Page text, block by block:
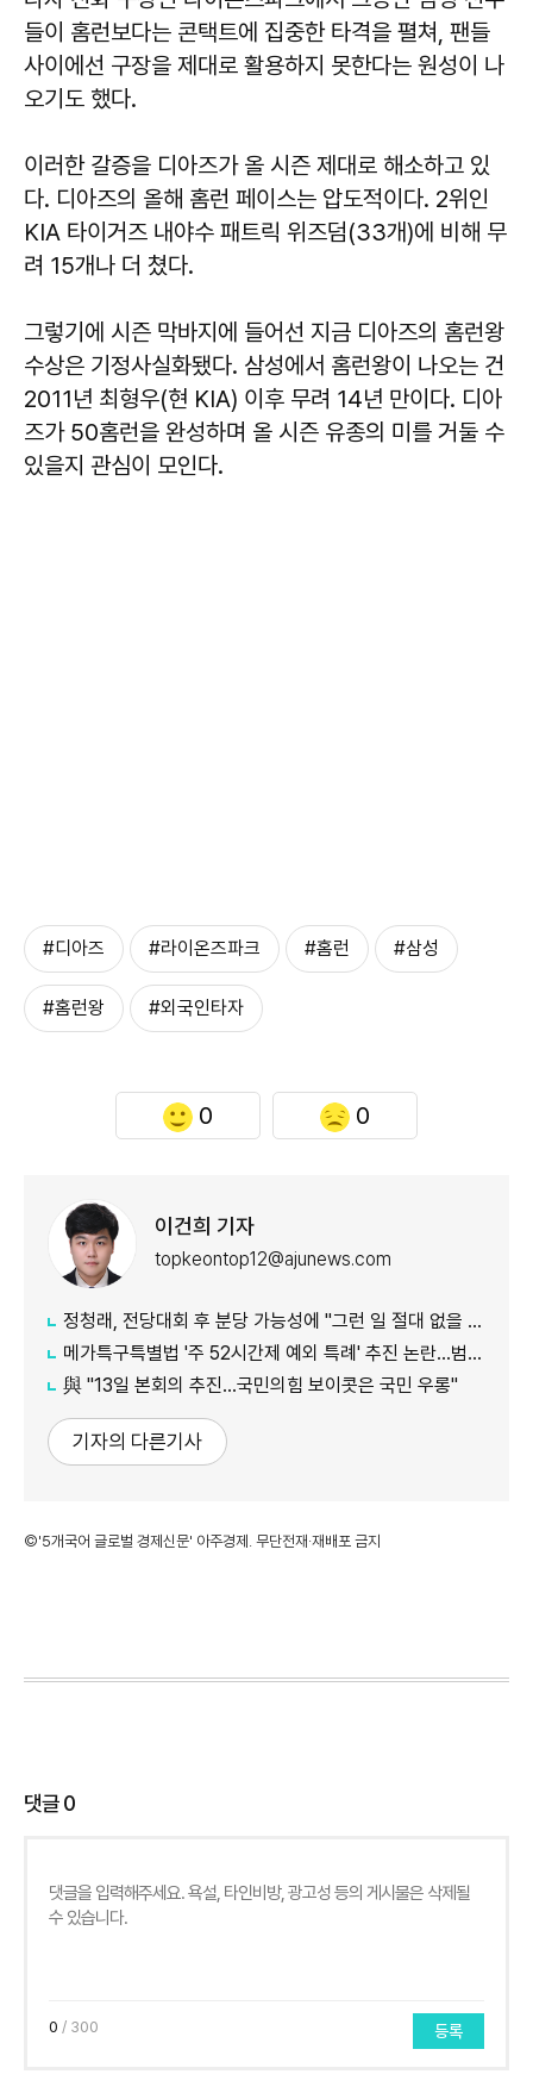
들이 홈런보다는 콘택트에 집중한 타격을 펼쳐, 팬들
사이에선 구장을 제대로 활용하지 못한다는 원성이 나
오기도 했다.
이러한 갈증을 디아즈가 올 시즌 제대로 해소하고 있
다. 디아즈의 올해 홈런 페이스는 압도적이다. 2위인
KIA 타이거즈 내야수 패트릭 위즈덤(33개)에 비해 무
려 15개나 더 쳤다.
그렇기에 시즌 막바지에 들어선 지금 디아즈의 홈런왕
수상은 기정사실화됐다. 삼성에서 홈런왕이 나오는 건
2011년 최형우(현 KIA) 이후 무려 14년 만이다. 디아
즈가 50홈런을 완성하며 올 시즌 유종의 미를 거둘 수
있을지 관심이 모인다.
#디아즈 #라이온즈파크 #홈런 #삼성
#홈런왕 #외국인타자
0 0
이건희 기자
topkeontop12@ajunews.com
정청래, 전당대회 후 분당 가능성에 "그런 일 절대 없을 것"
메가특구특별법 '주 52시간제 예외 특례' 추진 논란…범여권서도 반발
​​​​​​​與 "13일 본회의 추진…국민의힘 보이콧은 국민 우롱"
기자의 다른기사
©'5개국어 글로벌 경제신문' 아주경제. 무단전재·재배포 금지
댓글0
0 / 300 등록